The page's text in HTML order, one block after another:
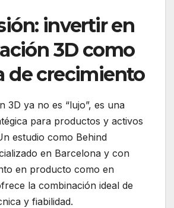
invertir en
3D como
de crecimiento
3D ya no es “lujo”, es una
para productos y activos
estudio como Behind
en Barcelona y con
en producto como en
la combinación ideal de
y fiabilidad.